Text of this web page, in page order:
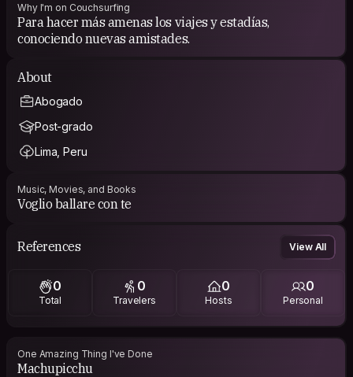
Why I'm on Couchsurfing
Para hacer más amenas los viajes y estadías,
conociendo nuevas amistades.
About
Abogado
Post-grado
Lima, Peru
Music, Movies, and Books
Voglio ballare con te
References View All
0
Total
0
Travelers
0
Hosts
0
Personal
One Amazing Thing I've Done
Machupicchu